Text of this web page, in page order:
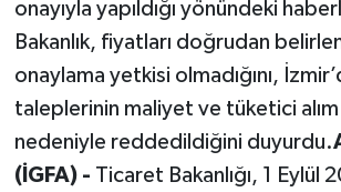
onayıyla yapıldığı yönündeki
Bakanlık, fiyatları doğrudan
onaylama yetkisi olmadığını,
taleplerinin maliyet ve tüketici
nedeniyle reddedildiğini duyurdu.
(İGFA) - Ticaret Bakanlığı, 1 Eylül